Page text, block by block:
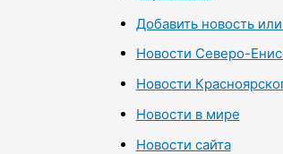
Добавить новость
Новости Северо-
Новости
Новости в мире
Новости сайта